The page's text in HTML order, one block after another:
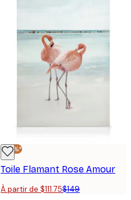
-25%*
Toile Flamant Rose Amour
À partir de $111.75$149